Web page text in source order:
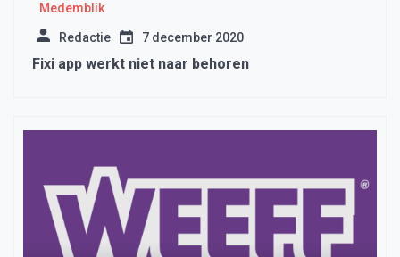
Medemblik
Redactie 7 december 2020
Fixi app werkt niet naar behoren